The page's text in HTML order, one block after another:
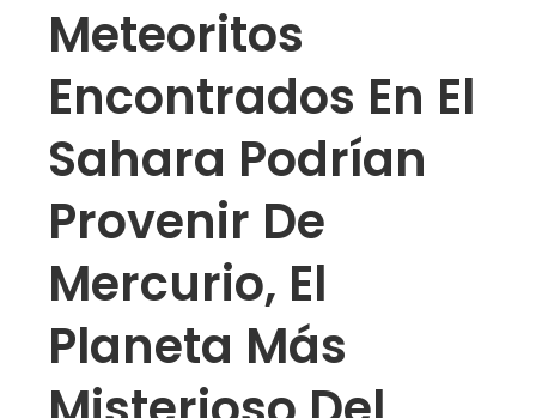
Meteoritos
Encontrados En El
Sahara Podrían
Provenir De
Mercurio, El
Planeta Más